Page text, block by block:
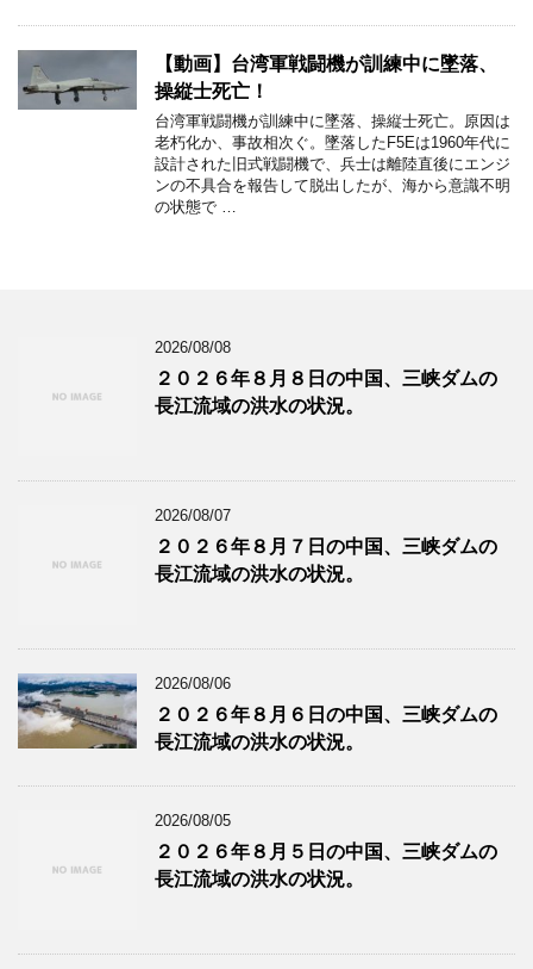
【動画】台湾軍戦闘機が訓練中に墜落、
操縦士死亡！
台湾軍戦闘機が訓練中に墜落、操縦士死亡。原因は
老朽化か、事故相次ぐ。墜落したF5Eは1960年代に
設計された旧式戦闘機で、兵士は離陸直後にエンジ
ンの不具合を報告して脱出したが、海から意識不明
の状態で …
2026/08/08
２０２６年８月８日の中国、三峡ダムの
長江流域の洪水の状況。
2026/08/07
２０２６年８月７日の中国、三峡ダムの
長江流域の洪水の状況。
2026/08/06
２０２６年８月６日の中国、三峡ダムの
長江流域の洪水の状況。
2026/08/05
２０２６年８月５日の中国、三峡ダムの
長江流域の洪水の状況。